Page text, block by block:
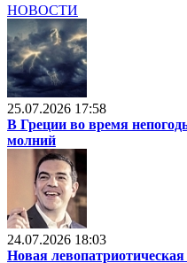
НОВОСТИ
25.07.2026 17:58
В Греции во время
молний
24.07.2026 18:03
Новая